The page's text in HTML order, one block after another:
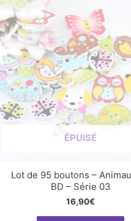
ÉPUISÉ
Lot de 95 boutons –
BD – Série 03
16,90€